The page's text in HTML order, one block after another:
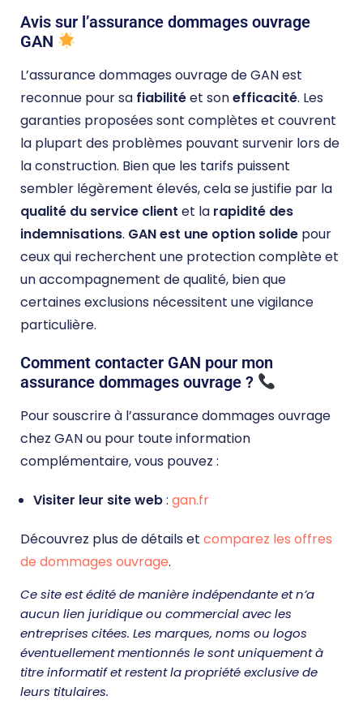
Avis sur l’assurance dommages ouvrage
GAN
L’assurance dommages ouvrage de GAN est
reconnue pour sa fiabilitéet sonefficacité. Les
garanties proposées sont complètes et couvrent
la plupart des problèmes pouvant survenir lors de
la construction. Bien que les tarifs puissent
sembler légèrement élevés, cela se justifie par la
qualité du service client et la rapidité des
indemnisations. GAN est une option solide pour
ceux qui recherchent une protection complète et
un accompagnement de qualité, bien que
certaines exclusions nécessitent une vigilance
particulière.
Comment contacter GAN pour mon
assurance dommages ouvrage ?
Pour souscrire à l’assurance dommages ouvrage
chez GAN ou pour toute information
complémentaire, vous pouvez :
Visiter leur site web: gan.fr
Découvrez plus de détails et comparez les offres
de dommages ouvrage.
Ce site est édité de manière indépendante et n’a
aucun lien juridique ou commercial avec les
entreprises citées. Les marques, noms ou logos
éventuellement mentionnés le sont uniquement à
titre informatif et restent la propriété exclusive de
leurs titulaires.